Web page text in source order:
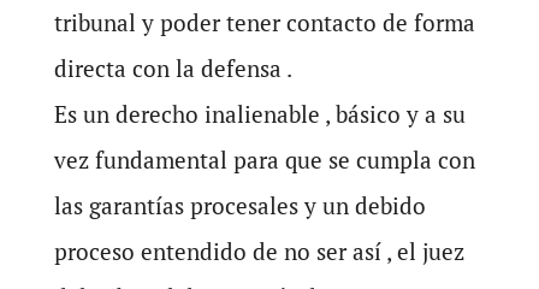
tribunal y poder tener contacto de forma
directa con la defensa .
Es un derecho inalienable , básico y a su
vez fundamental para que se cumpla con
las garantías procesales y un debido
proceso entendido de no ser así , el juez